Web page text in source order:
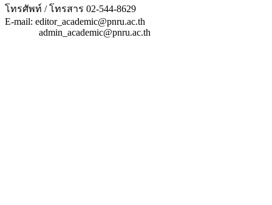
โทรศัพท์ / โทรสาร 02-544-8629
E-mail: editor_academic@pnru.ac.th
admin_academic@pnru.ac.th